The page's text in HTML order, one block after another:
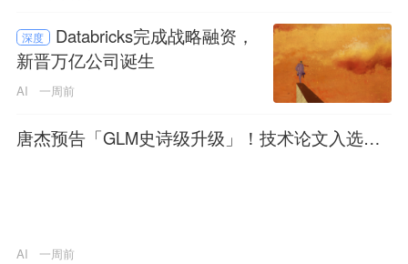
深度
Databricks完成战略融资，
新晋万亿公司诞生
AI 一周前
唐杰预告「GLM史诗级升级」！技术论文入选顶
AI 一周前